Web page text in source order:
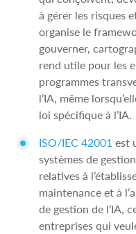
à gérer les risques
organise le
gouverner,
rend utile pour les
programmes
l’IA, même
loi spécifique à l’IA.
ISO/IEC 42001 est
systèmes de
relatives à
maintenance et à
de gestion de l’IA,
entreprises qui